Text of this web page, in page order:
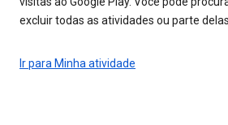
excluir todas as atividades ou parte delas.
Ir para Minha atividade